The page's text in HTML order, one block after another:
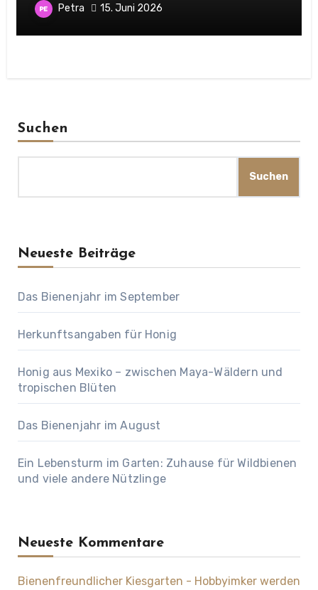
Petra 15. Juni 2026
Suchen
Suchen
Neueste Beiträge
Das Bienenjahr im September
Herkunftsangaben für Honig
Honig aus Mexiko – zwischen Maya-Wäldern und
tropischen Blüten
Das Bienenjahr im August
Ein Lebensturm im Garten: Zuhause für Wildbienen
und viele andere Nützlinge
Neueste Kommentare
Bienenfreundlicher Kiesgarten - Hobbyimker werden